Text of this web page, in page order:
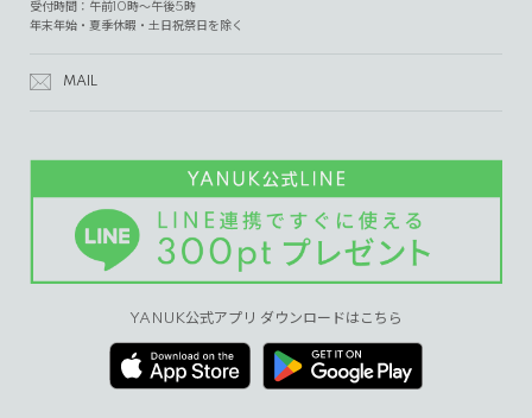
受付時間：午前10時～午後5時
年末年始・夏季休暇・土日祝祭日を除く
MAIL
YANUK公式アプリ ダウンロードはこちら